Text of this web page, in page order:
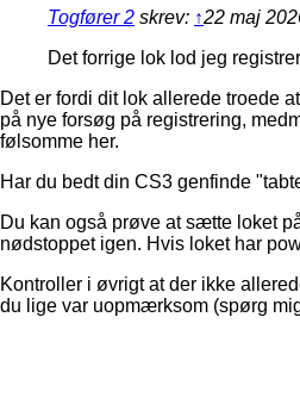
Togfører 2 skrev: ↑22 maj
Det forrige lok lod jeg
Det er fordi dit lok allerede troede
på nye forsøg på registrering,
følsomme her.
Har du bedt din CS3 genfinde
Du kan også prøve at sætte loket
nødstoppet igen. Hvis loket har
Kontroller i øvrigt at der ikke
du lige var uopmærksom (spørg